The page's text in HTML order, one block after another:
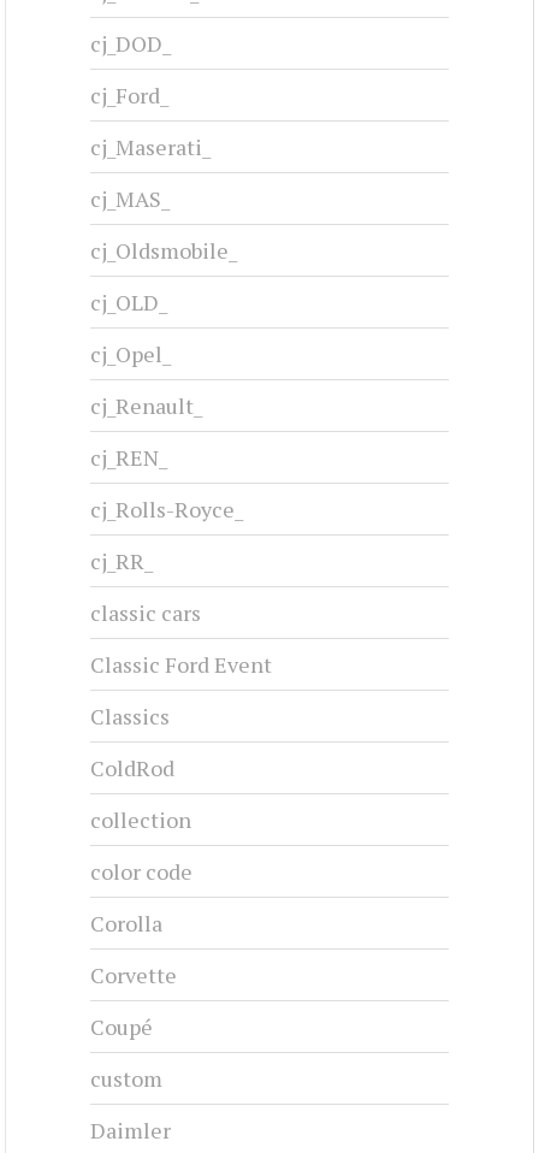
cj_DOD_
cj_Ford_
cj_Maserati_
cj_MAS_
cj_Oldsmobile_
cj_OLD_
cj_Opel_
cj_Renault_
cj_REN_
cj_Rolls-Royce_
cj_RR_
classic cars
Classic Ford Event
Classics
ColdRod
collection
color code
Corolla
Corvette
Coupé
custom
Daimler